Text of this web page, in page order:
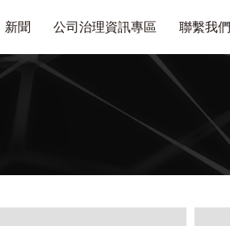
新聞 公司治理資訊專區 聯繫我們